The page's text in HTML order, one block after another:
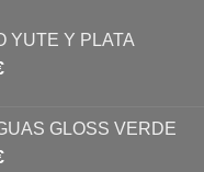
YUTE Y PLATA
GLOSS VERDE